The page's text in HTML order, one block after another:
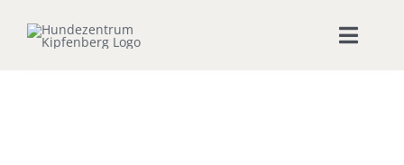
Inhalt
Toggle